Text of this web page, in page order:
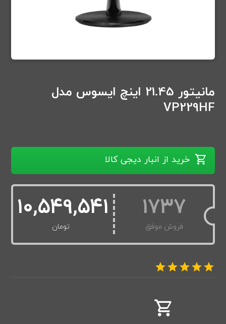
مانیتور 21.45 اینچ ایسوس مدل
VP229HF
خرید از انبار دیجی کالا
10,549,541
تومان
1737
فروش موفق